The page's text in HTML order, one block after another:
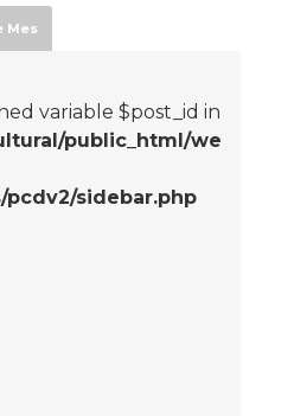
Mes
variable $post_id in
public_html/we
sidebar.php